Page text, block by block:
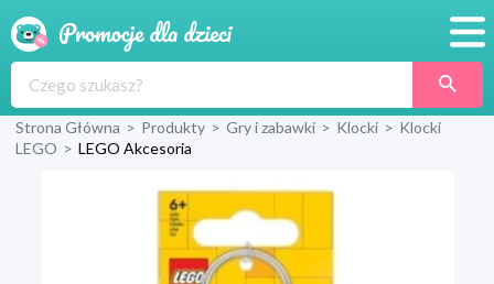
Produkty
Sklepy
Blog
Strona Główna > Produkty > Gry i zabawki > Klocki > Klocki
LEGO > LEGO Akcesoria